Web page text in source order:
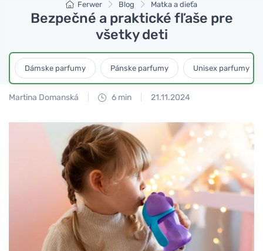
Ferwer Blog Matka a dieťa
Bezpečné a praktické fľaše pre
všetky deti
Dámske parfumy Pánske parfumy Unisex parfumy
Martina Domanská 6 min 21.11.2024